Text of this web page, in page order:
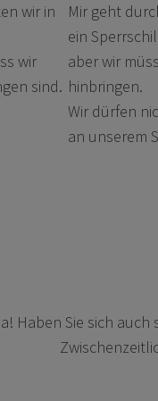
wir in
wir
sind.
Mir geht
ein
aber wir
hinbringen.
Wir dürfen
an unserem
Haben Sie sich